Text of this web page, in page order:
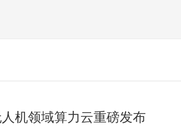
机领域算力云重磅发布